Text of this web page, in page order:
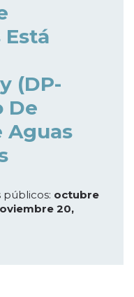
(DP-
De
Aguas
octubre
20,